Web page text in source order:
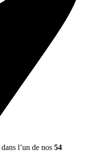
dans l’un de nos 54